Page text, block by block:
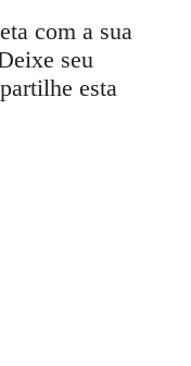
com a sua
seu
esta